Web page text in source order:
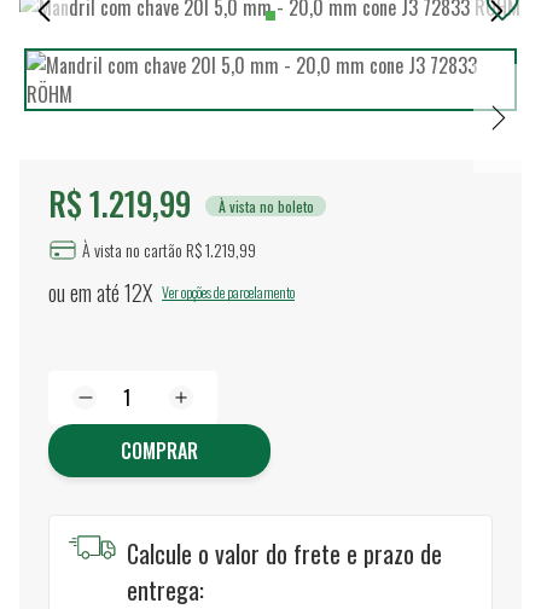
R$ 1.219,99 À vista no boleto
À vista no cartão R$ 1.219,99
ou em até12X Ver opções de parcelamento
COMPRAR
Calcule o valor do frete e prazo de
entrega: